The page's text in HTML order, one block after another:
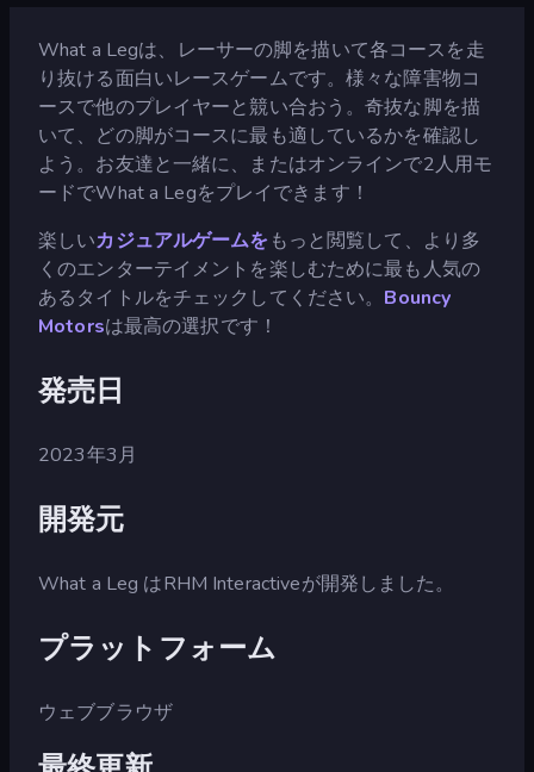
What a Legは、レーサーの脚を描いて各コースを走
り抜ける面白いレースゲームです。様々な障害物コ
ースで他のプレイヤーと競い合おう。奇抜な脚を描
いて、どの脚がコースに最も適しているかを確認し
よう。お友達と一緒に、またはオンラインで2人用モ
ードでWhat a Legをプレイできます！
楽しいカジュアルゲームを もっと閲覧して、より多
くのエンターテイメントを楽しむために最も人気の
あるタイトルをチェックしてください。 Bouncy
Motorsは最高の選択です！
発売日
2023年3月
開発元
What a Leg はRHM Interactiveが開発しました。
プラットフォーム
ウェブブラウザ